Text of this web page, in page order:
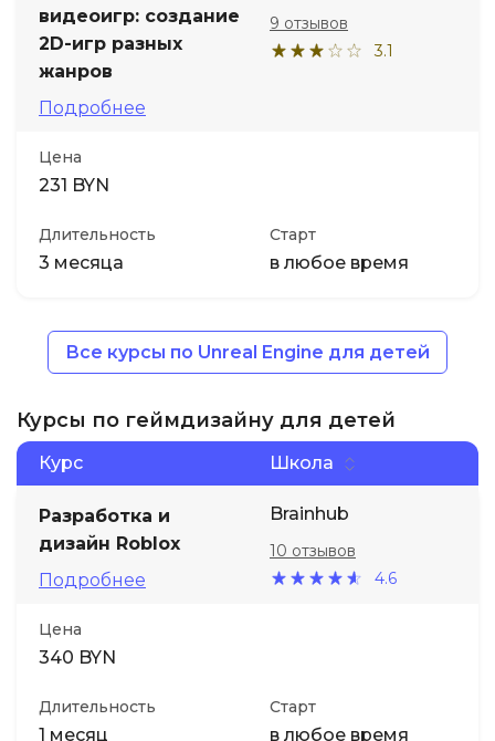
видеоигр: создание
2D-игр разных
жанров
Подробнее
3.1
9 отзывов
Цена
231 BYN
Длительность
3 месяца
Старт
в любое время
Все курсы по Unreal Engine для детей
Курсы по геймдизайну для детей
Курс Школа
Разработка и
дизайн Roblox
Подробнее
Brainhub
4.6
10 отзывов
Цена
340 BYN
Длительность
1 месяц
Старт
в любое время